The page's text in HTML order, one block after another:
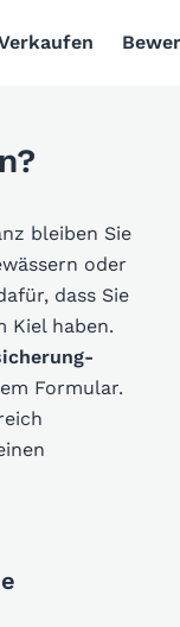
bleiben Sie
oder
dass Sie
Kiel haben.
Formular.